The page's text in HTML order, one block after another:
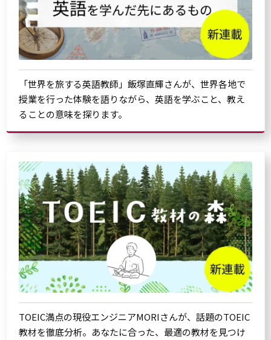
「世界を旅する英語教師」飯塚直輝さんが、世界各地で
授業を行った体験を語りながら、英語を学ぶこと、教え
ることの意味を探ります。
TOEIC満点の現役エンジニアMORIさんが、話題のTOEIC
教材を徹底分析。あなたに合った、最適の教材を見つけ